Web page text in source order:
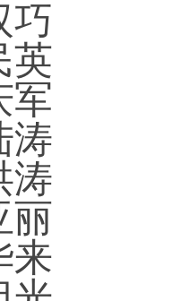
巧
英
军
涛
涛
丽
来